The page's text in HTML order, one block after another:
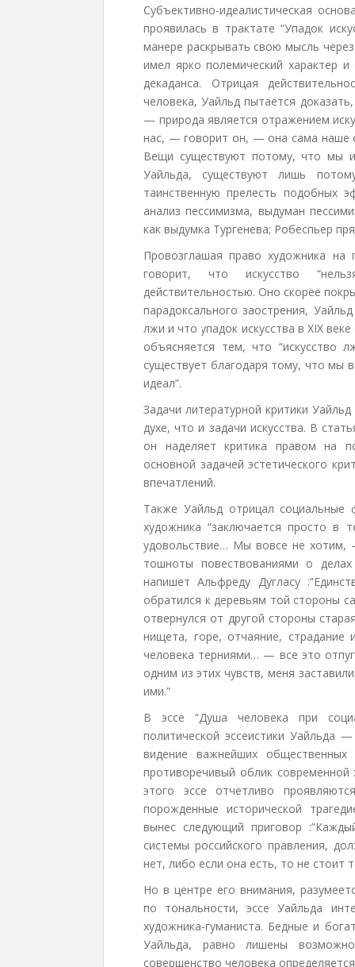
Субъективно-идеалистическая
проявилась в трактате “Упадок
манере раскрывать свою мысль
имел ярко полемический характер
декаданса. Отрицая
человека, Уайльд пытается
— природа является отражением
нас, — говорит он, — она сама наше
Вещи существуют потому, что мы
Уайльда, существуют лишь
таинственную прелесть подобных
анализ пессимизма, выдуман
как выдумка Тургенева; Робеспьер
Провозглашая право художника
говорит, что искусство
действительностью. Оно скорее
парадоксального заострения,
лжи и что упадок искусства в ХIХ
объясняется тем, что “искусство
существует благодаря тому, что мы
идеал”.
Задачи литературной критики
духе, что и задачи искусства. В
он наделяет критика правом на
основной задачей эстетического
впечатлений.
Также Уайльд отрицал социальные
художника “заключается просто в
удовольствие… Мы вовсе не
тошноты повествованиями о
напишет Альфреду Дугласу
обратился к деревьям той стороны
отвернулся от другой стороны
нищета, горе, отчаяние, страдание
человека терниями… — все это
одним из этих чувств, меня
ими.”
В эссе “Душа человека при
политической эссеистики Уайльда
видение важнейших
противоречивый облик
этого эссе отчетливо
порожденные исторической
вынес следующий приговор
системы российского правления,
нет, либо если она есть, то не стоит
Но в центре его внимания,
по тональности, эссе Уайльда
художника-гуманиста. Бедные и
Уайльда, равно лишены
совершенство человека